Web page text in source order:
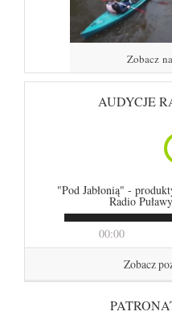
Zobacz
AUDYCJE
00:00
"Pod Jabłonią" -
Radio
Zobacz